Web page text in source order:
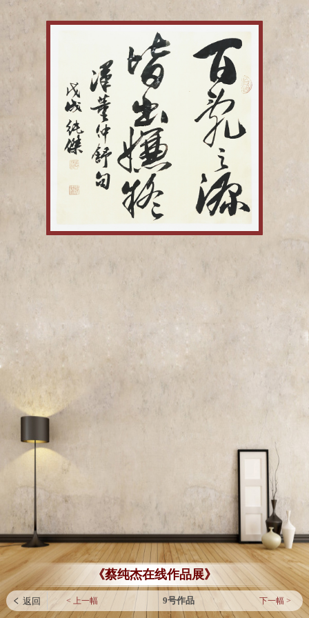
《蔡纯杰在线作品展》
 返回 < 上一幅 9号作品 下一幅 >